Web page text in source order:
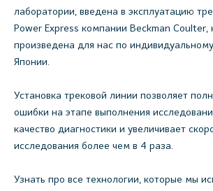
лаборатории, введена в эксплуатацию
Power Express компании Beckman Coulter,
произведена для нас по
Японии.
Установка трековой линии позволяет
ошибки на этапе выполнения
качество диагностики и увеличивает
исследования более чем в 4 раза.
Узнать про все технологии, которые мы